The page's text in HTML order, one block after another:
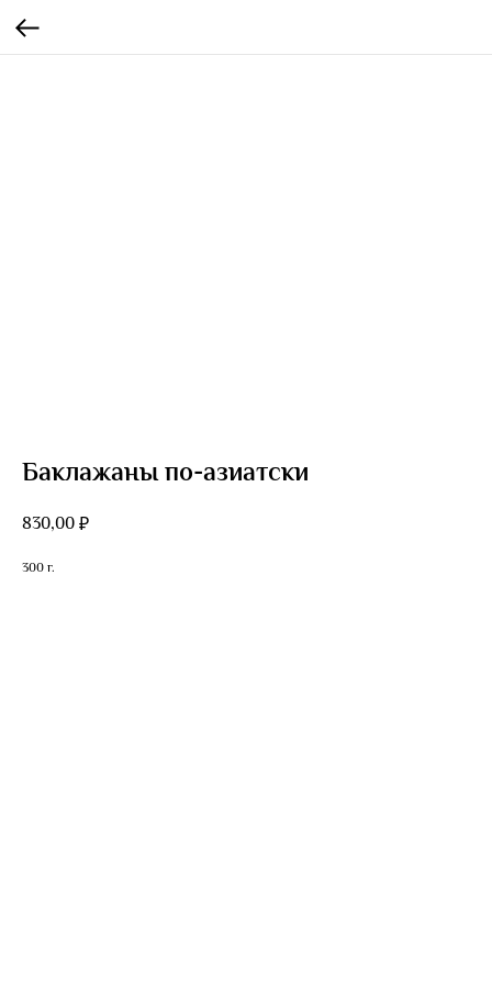
Баклажаны по-азиатски
830,00₽
300 г.